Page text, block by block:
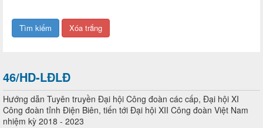
46/HD-LĐLĐ
Hướng dẫn Tuyên truyền Đại hội Công đoàn các cấp, Đại hội XI
Công đoàn tỉnh Điện Biên, tiến tới Đại hội XII Công đoàn Việt Nam
nhiệm kỳ 2018 - 2023